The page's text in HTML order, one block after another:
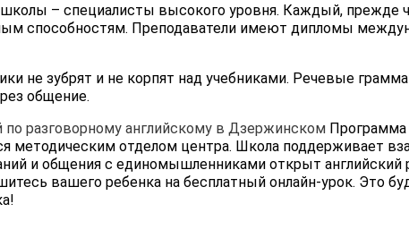
– специалисты высокого уровня. Каждый, прежде
способностям. Преподаватели имеют дипломы
не зубрят и не корпят над учебниками. Речевые
общение.
по разговорному английскому в Дзержинском Программа
методическим отделом центра. Школа поддерживает
и общения с единомышленниками открыт
вашего ребенка на бесплатный онлайн-урок. Это